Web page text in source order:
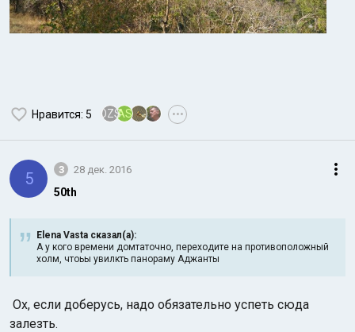
Нравится: 5 OZSAS •••
5 3 28 дек. 2016
50th
Elena Vasta сказал(а):
А у кого времени домтаточно, переходите на противоположный
холм, чтоьы увилкть панораму Аджанты
Ох, если доберусь, надо обязательно успеть сюда
залезть.